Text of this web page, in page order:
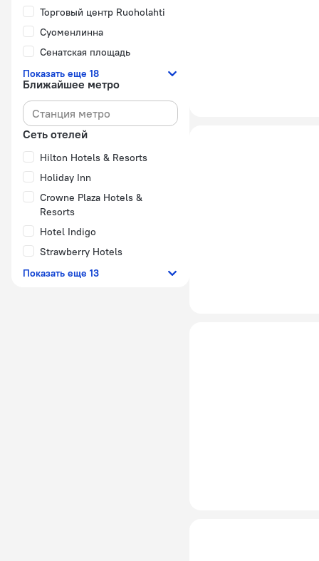
Торговый центр Ruoholahti
Суоменлинна
Сенатская площадь
Показать еще 18
Ближайшее метро
Сеть отелей
Hilton Hotels & Resorts
Holiday Inn
Crowne Plaza Hotels &
Resorts
Hotel Indigo
Strawberry Hotels
Показать еще 13